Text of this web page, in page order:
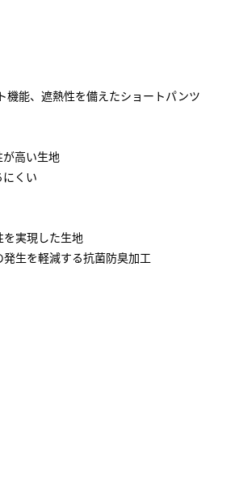
機能、遮熱性を備えたショートパンツ
が高い生地
くい
を実現した生地
生を軽減する抗菌防臭加工